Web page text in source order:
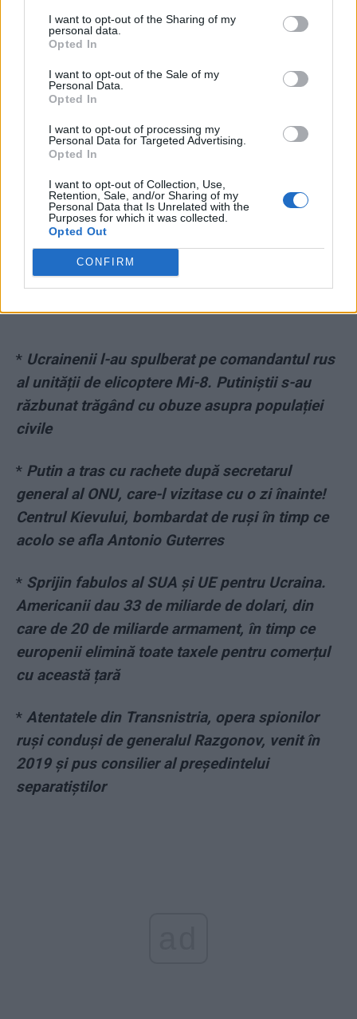
I want to opt-out of the Sharing of my
personal data.
Opted In
I want to opt-out of the Sale of my
Personal Data.
Opted In
I want to opt-out of processing my
Personal Data for Targeted Advertising.
Opted In
I want to opt-out of Collection, Use,
Retention, Sale, and/or Sharing of my
Personal Data that Is Unrelated with the
Purposes for which it was collected.
Opted Out
CONFIRM
generalului Dvornikov confirmă noul eșec al
Rusiei
ad
* Ucrainenii l-au spulberat pe comandantul rus
al unității de elicoptere Mi-8. Putiniștii s-au
răzbunat trăgând cu obuze asupra populației
civile
* Putin a tras cu rachete după secretarul
general al ONU, care-l vizitase cu o zi înainte!
Centrul Kievului, bombardat de ruși în timp ce
acolo se afla Antonio Guterres
* Sprijin fabulos al SUA și UE pentru Ucraina.
Americanii dau 33 de miliarde de dolari, din
care de 20 de miliarde armament, în timp ce
europenii elimină toate taxele pentru comerțul
cu această țară
* Atentatele din Transnistria, opera spionilor
ruși conduși de generalul Razgonov, venit în
2019 și pus consilier al președintelui
separatiștilor